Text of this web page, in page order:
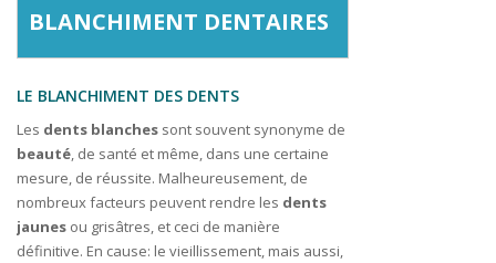
BLANCHIMENT DENTAIRES
LE BLANCHIMENT DES DENTS
Les dents blanches sont souvent synonyme de
beauté, de santé et même, dans une certaine
mesure, de réussite. Malheureusement, de
nombreux facteurs peuvent rendre les dents
jaunes ou grisâtres, et ceci de manière
définitive. En cause: le vieillissement, mais aussi,